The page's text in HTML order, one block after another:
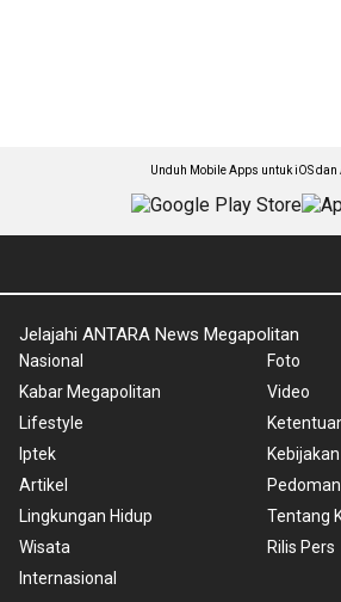
Unduh Mobile Apps untuk iOS dan
Jelajahi ANTARA News Megapolitan
Nasional
Kabar Megapolitan
Lifestyle
Iptek
Artikel
Lingkungan Hidup
Wisata
Internasional
Foto
Video
Tentang
Rilis Pers